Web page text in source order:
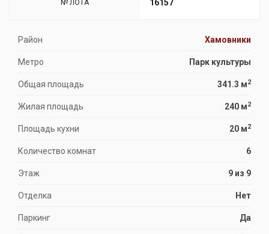
№ ЛОТА 16157
Район Хамовники
Метро Парк культуры
Общая площадь 341.3 м2
Жилая площадь 240 м2
Площадь кухни 20 м2
Количество комнат 6
Этаж 9 из 9
Отделка Нет
Паркинг Да